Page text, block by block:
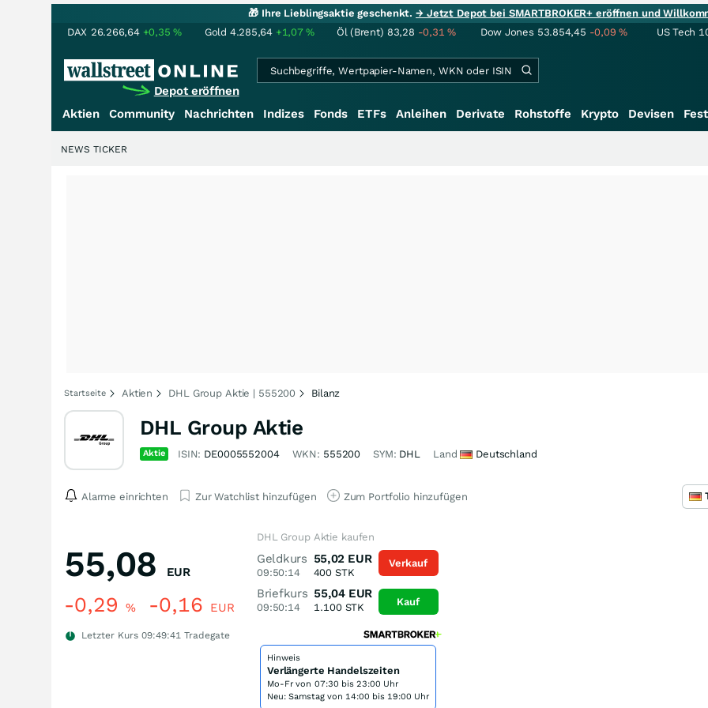
🎁 Ihre Lieblingsaktie geschenkt.→ Jetzt Depot bei SMARTBROKER+ eröffnen und
DAX 26.266,64 +0,35% Gold 4.285,64 +1,07% Öl (Brent) 83,28 -0,31% Dow Jones 53.854,45 -0,09% US Tech
Depot eröffnen
Aktien Community Nachrichten Indizes Fonds ETFs Anleihen Derivate Rohstoffe Krypto Devisen
NEWS TICKER
Startseite Aktien DHL Group Aktie | 555200 Bilanz
DHL Group Aktie
Aktie ISIN: DE0005552004 WKN: 555200 SYM: DHL Land Deutschland
Alarme einrichten Zur Watchlist hinzufügen Zum Portfolio hinzufügen
55,08 EUR
-0,29 % -0,16 EUR
Letzter Kurs 09:49:41 Tradegate
DHL Group Aktie kaufen
Geldkurs
09:50:14
55,02 EUR
400 STK
Briefkurs
09:50:14
55,04 EUR
1.100STK
Verkauf
Kauf
Hinweis
Verlängerte Handelszeiten
Mo-Fr von 07:30 bis 23:00 Uhr
Neu: Samstag von 14:00 bis 19:00 Uhr